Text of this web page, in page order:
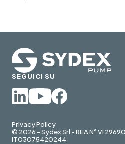
SEGUICI SU
Privacy Policy
© 2026 - Sydex Srl - REA N° VI
IT03075420244